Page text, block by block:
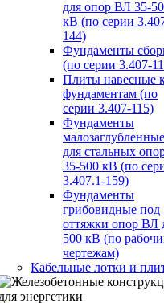
для опор ВЛ 35-
кВ (по серии
144)
Фундаменты
(по серии 3.407-
Плиты навесные
фундаментам (по
серии 3.407-115)
Фундаменты
малозаглубленные
для стальных
35-500 кВ (по
3.407.1-159)
Фундаменты
грибовидные под
оттяжки опор ВЛ
500 кВ (по
чертежам)
Кабельные лотки и